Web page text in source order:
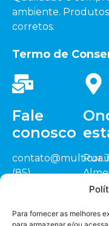
Para fornecer as melhores
ambiente.
corretos.
Termo de
Fale
conosco
(85)
Rua
Sitio